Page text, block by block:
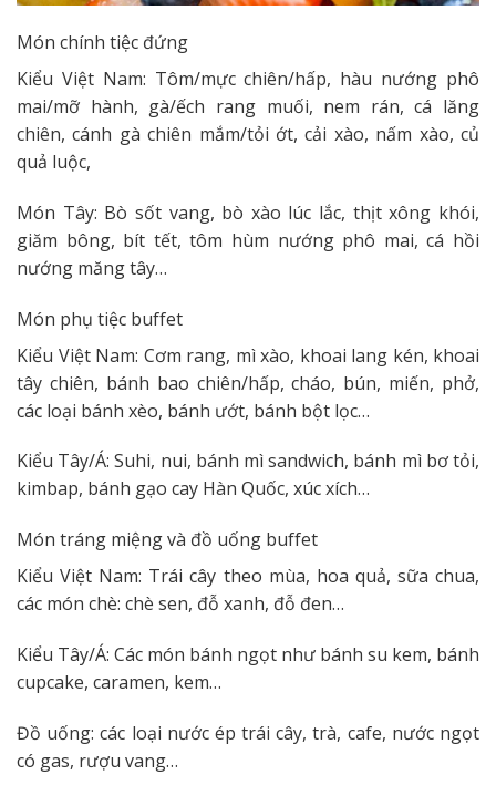
Món chính tiệc đứng
Kiểu Việt Nam: Tôm/mực chiên/hấp, hàu nướng phô
mai/mỡ hành, gà/ếch rang muối, nem rán, cá lăng
chiên, cánh gà chiên mắm/tỏi ớt, cải xào, nấm xào, củ
quả luộc,
Món Tây: Bò sốt vang, bò xào lúc lắc, thịt xông khói,
giăm bông, bít tết, tôm hùm nướng phô mai, cá hồi
nướng măng tây…
Món phụ tiệc buffet
Kiểu Việt Nam: Cơm rang, mì xào, khoai lang kén, khoai
tây chiên, bánh bao chiên/hấp, cháo, bún, miến, phở,
các loại bánh xèo, bánh ướt, bánh bột lọc…
Kiểu Tây/Á: Suhi, nui, bánh mì sandwich, bánh mì bơ tỏi,
kimbap, bánh gạo cay Hàn Quốc, xúc xích…
Món tráng miệng và đồ uống buffet
Kiểu Việt Nam: Trái cây theo mùa, hoa quả, sữa chua,
các món chè: chè sen, đỗ xanh, đỗ đen…
Kiểu Tây/Á: Các món bánh ngọt như bánh su kem, bánh
cupcake, caramen, kem…
Đồ uống: các loại nước ép trái cây, trà, cafe, nước ngọt
có gas, rượu vang…